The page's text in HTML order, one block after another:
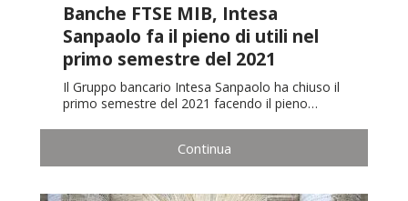
Banche FTSE MIB, Intesa
Sanpaolo fa il pieno di utili nel
primo semestre del 2021
Il Gruppo bancario Intesa Sanpaolo ha chiuso il
primo semestre del 2021 facendo il pieno…
Continua